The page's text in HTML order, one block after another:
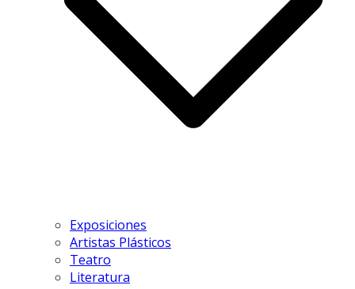
Exposiciones
Artistas Plásticos
Teatro
Literatura